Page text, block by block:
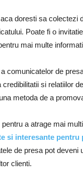
doresti sa colectezi
Poate fi o
mai multe
comunicatelor de
credibilitatii si relatiilor
metoda de a
a atrage mai
si interesante
de presa pot
clienti.